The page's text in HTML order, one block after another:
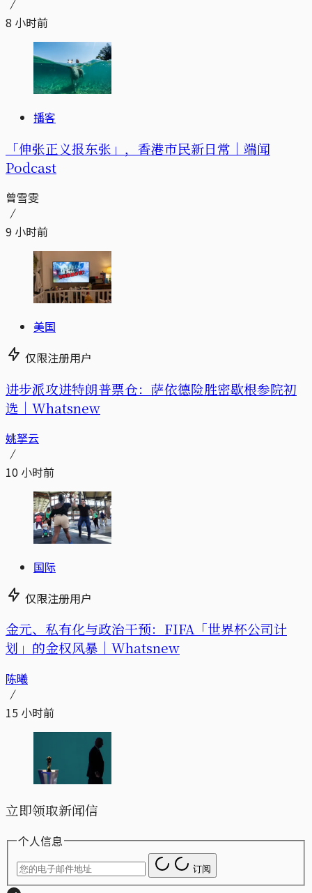
8 小时前
播客
「伸张正义报东张」，香港市民新日常｜端闻
Podcast
曾雪雯
9 小时前
美国
仅限注册用户
进步派攻进特朗普票仓：萨依德险胜密歇根参院初
选｜Whatsnew
姚拏云
10 小时前
国际
仅限注册用户
金元、私有化与政治干预：FIFA「世界杯公司计
划」的金权风暴｜Whatsnew
陈曦
15 小时前
立即领取新闻信
个人信息
订阅